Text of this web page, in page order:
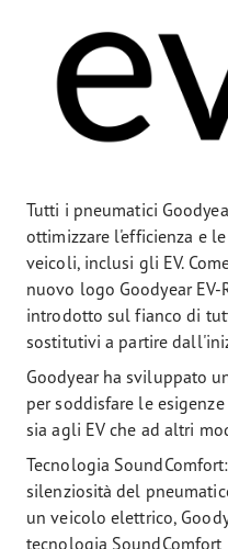
Tutti i pneumatici
ottimizzare l'efficienza e
veicoli, inclusi gli EV.
nuovo logo Goodyear EV-
introdotto sul fianco di
sostitutivi a partire
Goodyear ha sviluppato
per soddisfare le
sia agli EV che ad altri
Tecnologia
silenziosità del
un veicolo elettrico,
tecnologia